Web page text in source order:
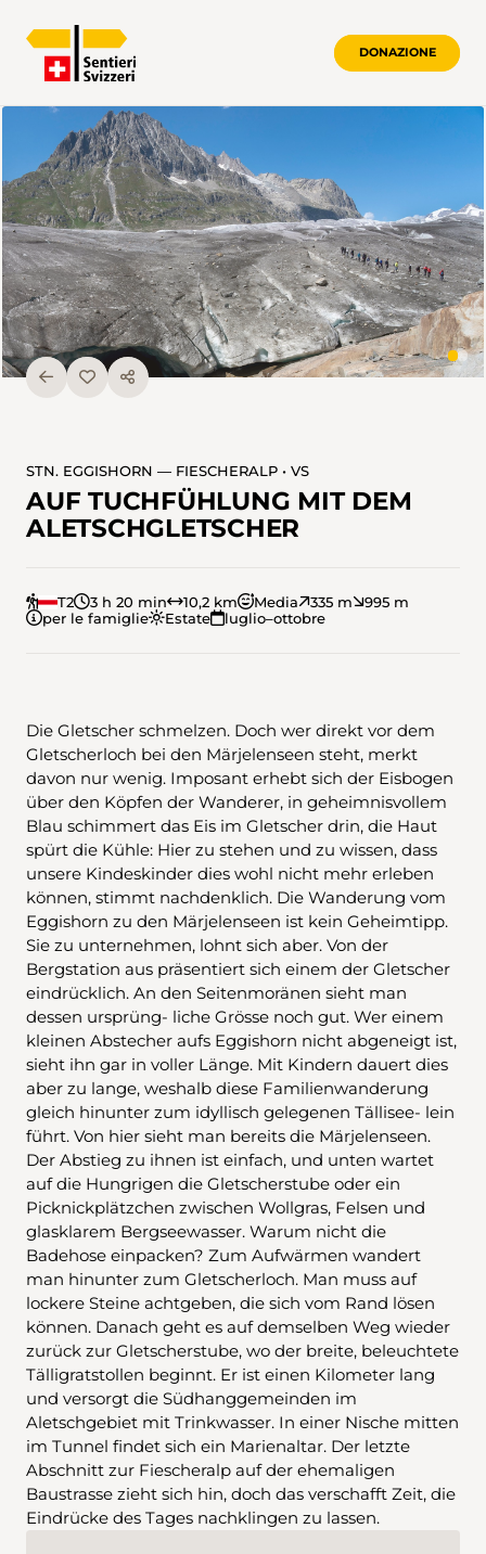
DONAZIONE
STN. EGGISHORN — FIESCHERALP • VS
AUF TUCHFÜHLUNG MIT DEM
ALETSCHGLETSCHER
T2 3 h 20 min 10,2 km Media 335 m
995 m
per le famiglie
Estate luglio–ottobre
Die Gletscher schmelzen. Doch wer direkt vor dem
Gletscherloch bei den Märjelenseen steht, merkt
davon nur wenig. Imposant erhebt sich der Eisbogen
über den Köpfen der Wanderer, in geheimnisvollem
Blau schimmert das Eis im Gletscher drin, die Haut
spürt die Kühle: Hier zu stehen und zu wissen, dass
unsere Kindeskinder dies wohl nicht mehr erleben
können, stimmt nachdenklich. Die Wanderung vom
Eggishorn zu den Märjelenseen ist kein Geheimtipp.
Sie zu unternehmen, lohnt sich aber. Von der
Bergstation aus präsentiert sich einem der Gletscher
eindrücklich. An den Seitenmoränen sieht man
dessen ursprüng- liche Grösse noch gut. Wer einem
kleinen Abstecher aufs Eggishorn nicht abgeneigt ist,
sieht ihn gar in voller Länge. Mit Kindern dauert dies
aber zu lange, weshalb diese Familienwanderung
gleich hinunter zum idyllisch gelegenen Tällisee- lein
führt. Von hier sieht man bereits die Märjelenseen.
Der Abstieg zu ihnen ist einfach, und unten wartet
auf die Hungrigen die Gletscherstube oder ein
Picknickplätzchen zwischen Wollgras, Felsen und
glasklarem Bergseewasser. Warum nicht die
Badehose einpacken? Zum Aufwärmen wandert
man hinunter zum Gletscherloch. Man muss auf
lockere Steine achtgeben, die sich vom Rand lösen
können. Danach geht es auf demselben Weg wieder
zurück zur Gletscherstube, wo der breite, beleuchtete
Tälligratstollen beginnt. Er ist einen Kilometer lang
und versorgt die Südhanggemeinden im
Aletschgebiet mit Trinkwasser. In einer Nische mitten
im Tunnel findet sich ein Marienaltar. Der letzte
Abschnitt zur Fiescheralp auf der ehemaligen
Baustrasse zieht sich hin, doch das verschafft Zeit, die
Eindrücke des Tages nachklingen zu lassen.